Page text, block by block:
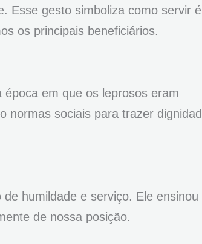
Esse gesto simboliza como servir
os principais beneficiários.
em que os leprosos eram
normas sociais para trazer
humildade e serviço. Ele ensinou
de nossa posição.